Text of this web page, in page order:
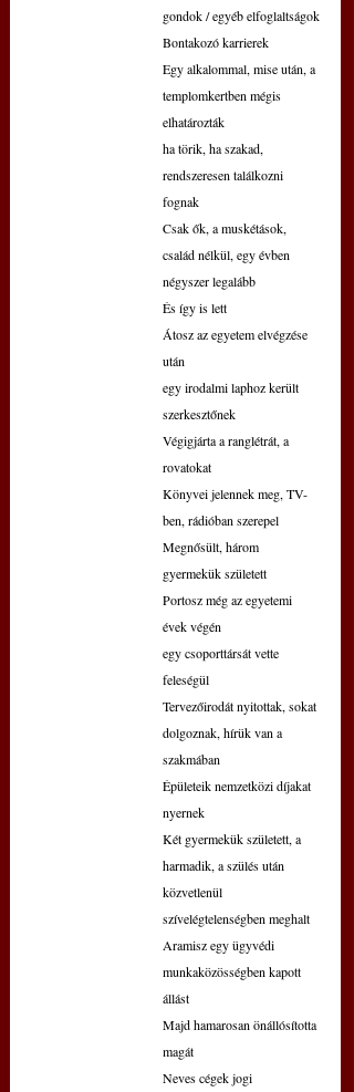
gondok / egyéb elfoglaltságok
Bontakozó karrierek
Egy alkalommal, mise után, a
templomkertben mégis
elhatározták
ha törik, ha szakad,
rendszeresen találkozni
fognak
Csak ők, a muskétások,
család nélkül, egy évben
négyszer legalább
És így is lett
Átosz az egyetem elvégzése
után
egy irodalmi laphoz került
szerkesztőnek
Végigjárta a ranglétrát, a
rovatokat
Könyvei jelennek meg, TV-
ben, rádióban szerepel
Megnősült, három
gyermekük született
Portosz még az egyetemi
évek végén
egy csoporttársát vette
feleségül
Tervezőirodát nyitottak, sokat
dolgoznak, hírük van a
szakmában
Épületeik nemzetközi díjakat
nyernek
Két gyermekük született, a
harmadik, a szülés után
közvetlenül
szívelégtelenségben meghalt
Aramisz egy ügyvédi
munkaközösségben kapott
állást
Majd hamarosan önállósította
magát
Neves cégek jogi